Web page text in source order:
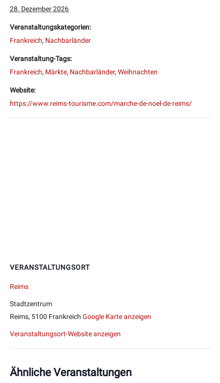
28. Dezember 2026
Veranstaltungskategorien:
Frankreich, Nachbarländer
Veranstaltung-Tags:
Frankreich, Märkte, Nachbarländer, Weihnachten
Website:
https://www.reims-tourisme.com/marche-de-noel-de-reims/
VERANSTALTUNGSORT
Reims
Stadtzentrum
Reims, 5100 Frankreich Google Karte anzeigen
Veranstaltungsort-Website anzeigen
Ähnliche Veranstaltungen